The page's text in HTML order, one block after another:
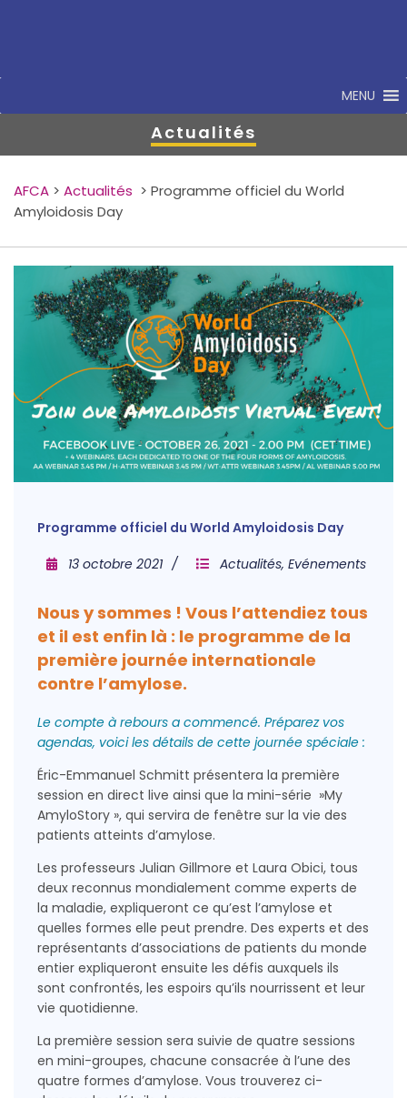
MENU
Actualités
AFCA > Actualités > Programme officiel du World
Amyloidosis Day
Programme officiel du World Amyloidosis Day
13 octobre 2021
Actualités, Evénements
Nous y sommes ! Vous l’attendiez tous
et il est enfin là : le programme de la
première journée internationale
contre l’amylose.
Le compte à rebours a commencé. Préparez vos
agendas, voici les détails de cette journée spéciale :
Éric-Emmanuel Schmitt présentera la première
session en direct live ainsi que la mini-série »My
AmyloStory », qui servira de fenêtre sur la vie des
patients atteints d’amylose.
Les professeurs Julian Gillmore et Laura Obici, tous
deux reconnus mondialement comme experts de
la maladie, expliqueront ce qu’est l’amylose et
quelles formes elle peut prendre. Des experts et des
représentants d’associations de patients du monde
entier expliqueront ensuite les défis auxquels ils
sont confrontés, les espoirs qu’ils nourrissent et leur
vie quotidienne.
La première session sera suivie de quatre sessions
en mini-groupes, chacune consacrée à l’une des
quatre formes d’amylose. Vous trouverez ci-